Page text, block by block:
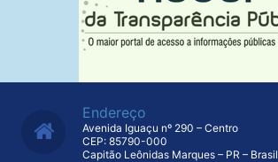
Endereço
Avenida Iguaçu nº 290 – Centro
CEP: 85790-000
Capitão Leônidas Marques – PR – Brasil